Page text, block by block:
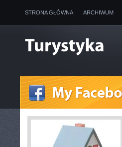
STRONA GŁÓWNA ARCHIWUM